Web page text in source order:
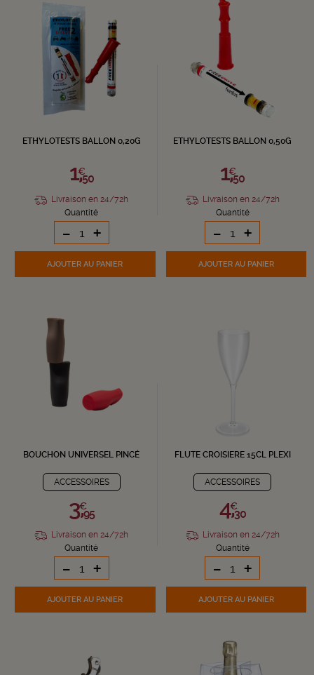
ETHYLOTESTS BALLON 0,20G
1,€
50
Livraison en 24/72h
Quantité
- +
AJOUTERAU PANIER
ETHYLOTESTS BALLON 0,50G
1,€
50
Livraison en 24/72h
Quantité
- +
AJOUTER AU PANIER
BOUCHON UNIVERSEL PINCÉ
ACCESSOIRES
3,€
95
Livraison en 24/72h
Quantité
- +
AJOUTERAU PANIER
FLUTE CROISIERE 15CL PLEXI
ACCESSOIRES
4,€
30
Livraison en 24/72h
Quantité
- +
AJOUTER AU PANIER